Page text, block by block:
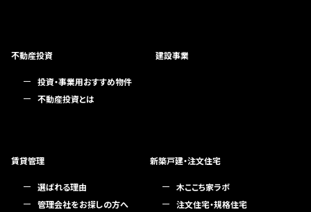
不動産投資
投資・事業用おすすめ物件
不動産投資とは
建設事業
賃貸管理
選ばれる理由
管理会社をお探しの方へ
新築戸建・注文住宅
木ここち家ラボ
注文住宅・規格住宅